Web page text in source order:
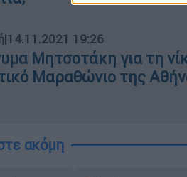
|14.11.2021 19:26
Μητσοτάκη για τη
Μαραθώνιο της
ακόμη